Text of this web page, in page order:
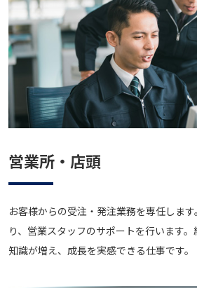
営業所・店頭
お客様からの受注・発注業務を専任しま
り、営業スタッフのサポートを行います
知識が増え、成長を実感できる仕事です。